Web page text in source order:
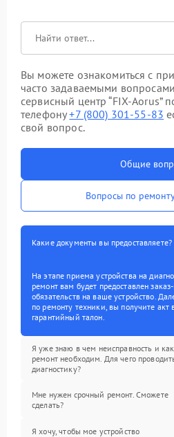
Вы можете ознакомиться с
часто задаваемыми
сервисный центр “FIX-Aorus”
телефону+7 (800) 301-55-83
свой вопрос.
Общие
Вопросы по
Какие документы вы предоставляете?
На этапе приема устройства на
ремонт вам будет предоставлен
обязательств на ваше устройство.
по ремонту техники, вы получите акт
гарантийный талон.
Я уже знаю в чем неисправность и
ремонт необходим. Для чего
диагностику?
Мне нужен срочный ремонт. Сможете
сделать?
Я хочу, чтобы мое устройство